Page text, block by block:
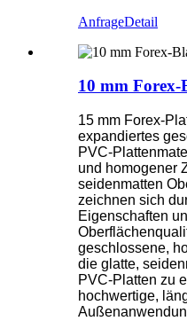
AnfrageDetail
10 mm Forex-
15 mm Forex-
expandiertes
PVC-
und homogener
seidenmatten
zeichnen sich
Eigenschaften
geschlossene,
die glatte,
PVC-Platten zu
hochwertige,